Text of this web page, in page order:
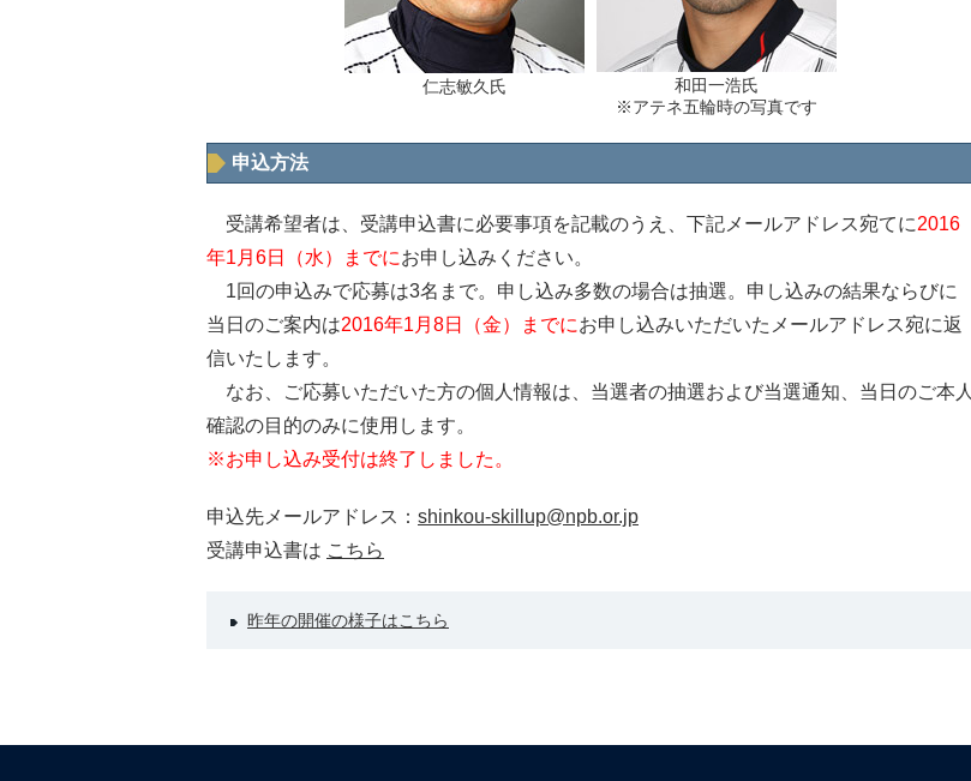
仁志敏久氏
和田一浩氏
※アテネ五輪時の写真です
申込方法
受講希望者は、受講申込書に必要事項を記載のうえ、下記メールアドレス宛てに2016
年1月6日（水）までにお申し込みください。
1回の申込みで応募は3名まで。申し込み多数の場合は抽選。申し込みの結果ならびに
当日のご案内は2016年1月8日（金）までにお申し込みいただいたメールアドレス宛に返
信いたします。
なお、ご応募いただいた方の個人情報は、当選者の抽選および当選通知、当日のご本人
確認の目的のみに使用します。
※お申し込み受付は終了しました。
申込先メールアドレス： shinkou-skillup@npb.or.jp
受講申込書は こちら
昨年の開催の様子はこちら